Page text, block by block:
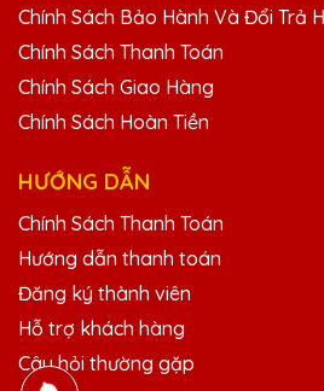
Quà Tặng Pha Lê QTG
tuyệt vời!
25/11/2025
Thiết kế cúp pha lê tại
QTG thật sự tinh tế và
tác và khách hàng của
Chính Sách Bảo Hành Và Đổi Trả
Chính Sách Thanh Toán
Chính Sách Giao Hàng
Chính Sách Hoàn Tiền
HƯỚNG DẪN
Chính Sách Thanh Toán
Hướng dẫn thanh toán
Đăng ký thành viên
Hỗ trợ khách hàng
Câu hỏi thường gặp